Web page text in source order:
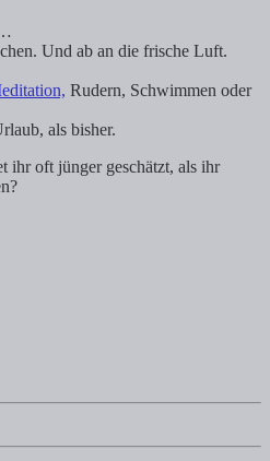
Und ab an die frische Luft.
Rudern, Schwimmen oder
als bisher.
ihr oft jünger geschätzt, als ihr